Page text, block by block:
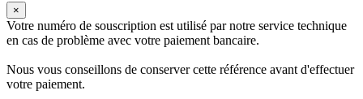
×
Votre numéro de souscription est utilisé par notre service technique
en cas de problème avec votre paiement bancaire.
Nous vous conseillons de conserver cette référence avant d'effectuer
votre paiement.